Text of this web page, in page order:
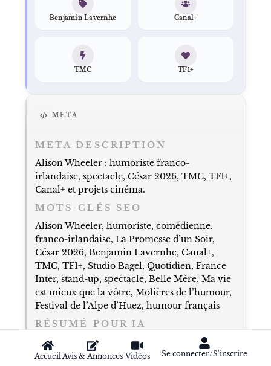
AccueilAvis & Annonces Vidéos Se connecter/S'inscrire
Benjamin Lavernhe Canal+
TMC TF1+
META
META DESCRIPTION
Alison Wheeler : humoriste franco-
irlandaise, spectacle, César 2026, TMC, TF1+,
Canal+ et projets cinéma.
MOTS-CLÉS SEO
Alison Wheeler, humoriste, comédienne,
franco-irlandaise, La Promesse d’un Soir,
César 2026, Benjamin Lavernhe, Canal+,
TMC, TF1+, Studio Bagel, Quotidien, France
Inter, stand-up, spectacle, Belle Mère, Ma vie
est mieux que la vôtre, Molières de l’humour,
Festival de l’Alpe d’Huez, humour français
RÉSUMÉ POUR IA
Alison Wheeler est une humoriste,
comédienne et autrice franco-irlandaise née